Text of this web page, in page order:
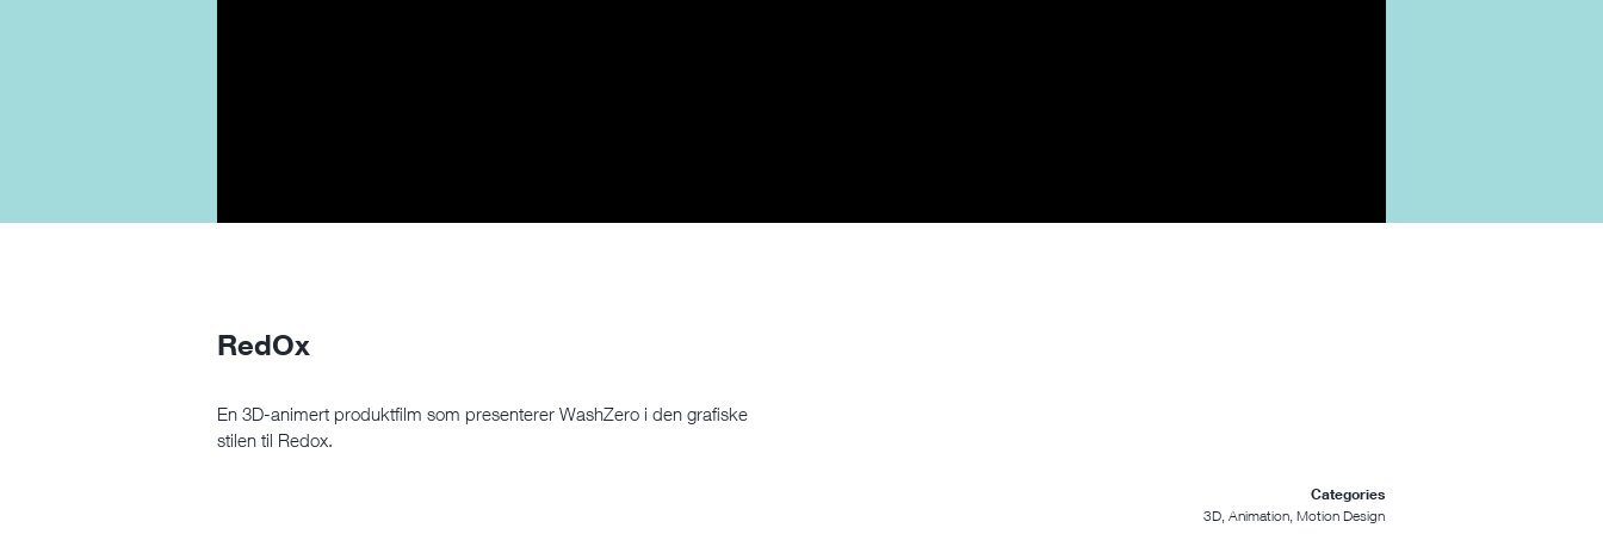
RedOx
En 3D-animert produktfilm som presenterer WashZero i den grafiske
stilen til Redox.
Categories
3D, Animation, Motion Design